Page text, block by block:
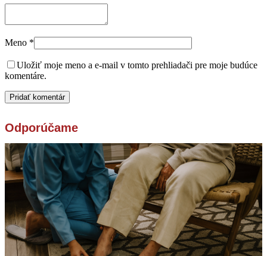
Meno *
Uložiť moje meno a e-mail v tomto prehliadači pre moje budúce
komentáre.
Odporúčame